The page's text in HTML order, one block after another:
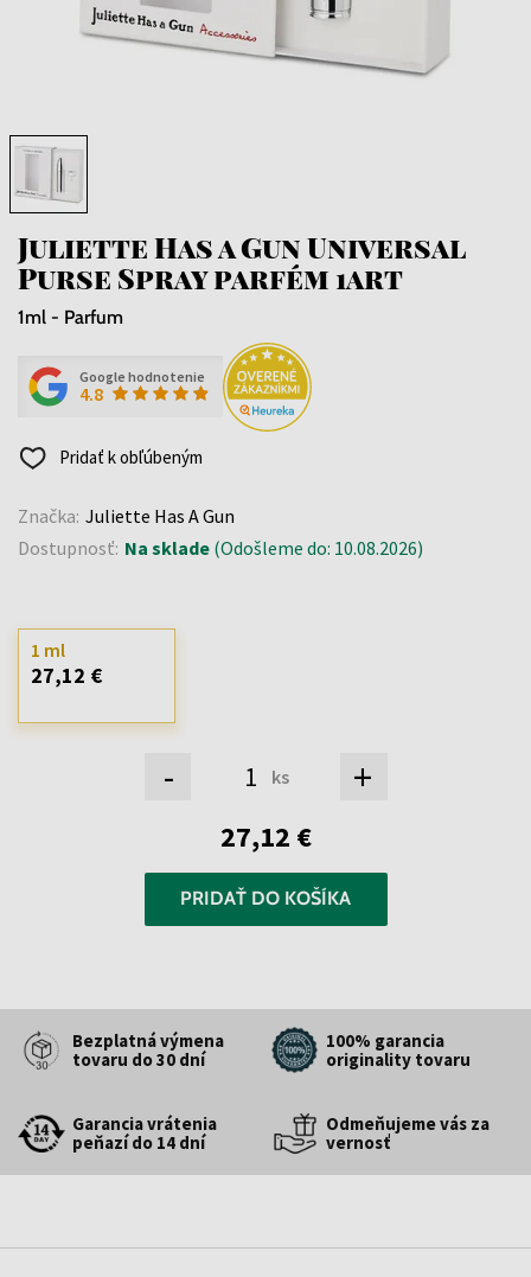
Juliette Has a Gun Universal
Purse Spray parfém 1art
1ml - Parfum
Google hodnotenie
4.8
Pridať k obľúbeným
Značka: Juliette Has A Gun
Dostupnosť: Na sklade (Odošleme do: 10.08.2026)
- ks +
1 ml
27,12 €
27,12 €
PRIDAŤ DO KOŠÍKA
Bezplatná výmena
tovaru do 30 dní
100% garancia
originality tovaru
Garancia vrátenia
peňazí do 14 dní
Odmeňujeme vás za
vernosť